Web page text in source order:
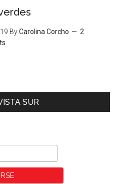
ByCarolina Corcho
2
SUR